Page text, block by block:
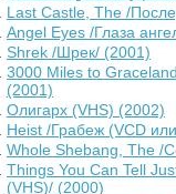
Last Castle, The /
Angel Eyes /Глаза
Shrek /Шрек/ (2001)
3000 Miles to
(2001)
Олигарх (VHS) (2002)
Heist /Грабеж (VCD
Whole Shebang, The /
Things You Can Tell
(VHS)/ (2000)